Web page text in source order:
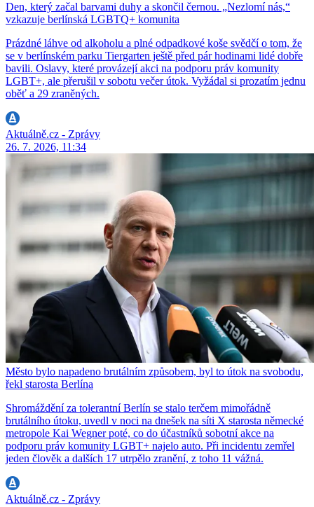
Den, který začal barvami duhy a skončil černou. „Nezlomí nás,“
vzkazuje berlínská LGBTQ+ komunita
Prázdné láhve od alkoholu a plné odpadkové koše svědčí o tom, že
se v berlínském parku Tiergarten ještě před pár hodinami lidé dobře
bavili. Oslavy, které provázejí akci na podporu práv komunity
LGBT+, ale přerušil v sobotu večer útok. Vyžádal si prozatím jednu
oběť a 29 zraněných.
Aktuálně.cz - Zprávy
26. 7. 2026, 11:34
Město bylo napadeno brutálním způsobem, byl to útok na svobodu,
řekl starosta Berlína
Shromáždění za tolerantní Berlín se stalo terčem mimořádně
brutálního útoku, uvedl v noci na dnešek na síti X starosta německé
metropole Kai Wegner poté, co do účastníků sobotní akce na
podporu práv komunity LGBT+ najelo auto. Při incidentu zemřel
jeden člověk a dalších 17 utrpělo zranění, z toho 11 vážná.
Aktuálně.cz - Zprávy